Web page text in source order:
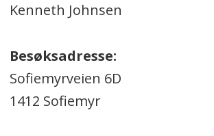
Kenneth Johnsen
Besøksadresse:
Sofiemyrveien 6D
1412 Sofiemyr